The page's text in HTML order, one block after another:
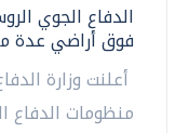
فوق أراضي عدة
أعلنت وزارة